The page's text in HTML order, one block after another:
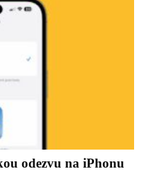
odezvu na iPhonu